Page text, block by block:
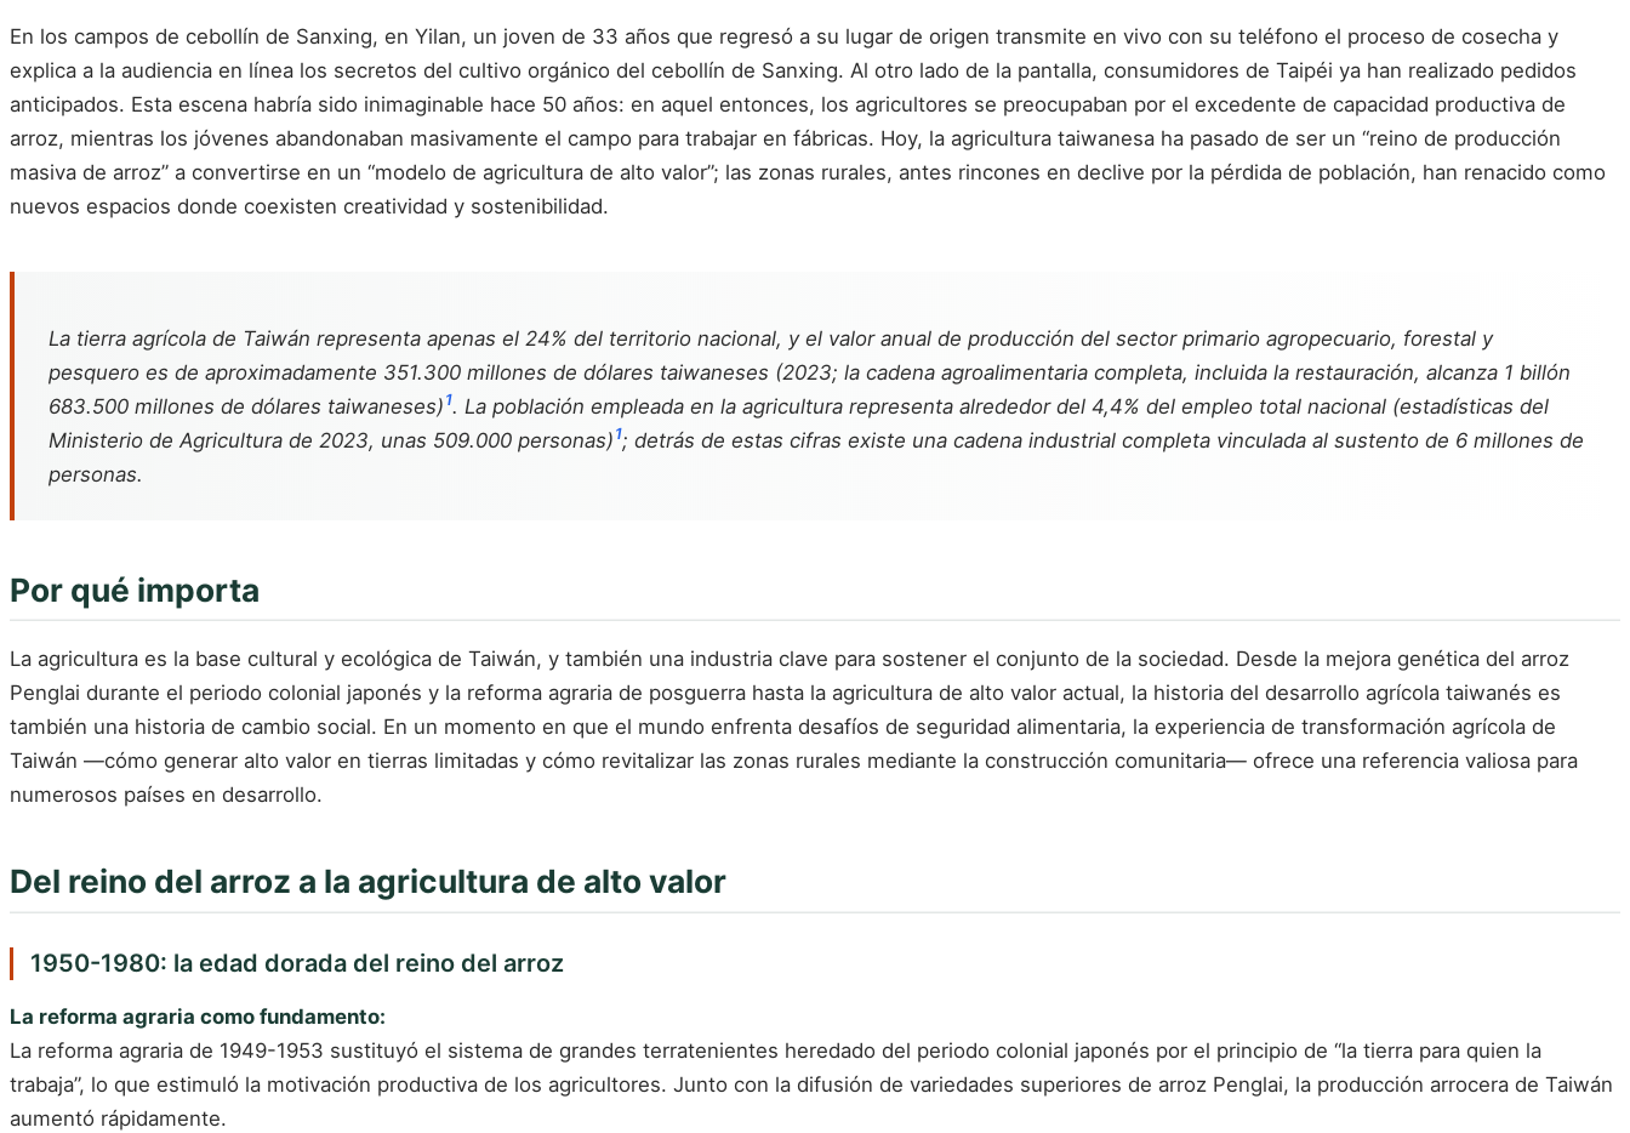
En los campos de cebollín de Sanxing, en Yilan, un joven de 33 años que regresó a su lugar de origen transmite en vivo con su teléfono el proceso de cosecha y
explica a la audiencia en línea los secretos del cultivo orgánico del cebollín de Sanxing. Al otro lado de la pantalla, consumidores de Taipéi ya han realizado pedidos
anticipados. Esta escena habría sido inimaginable hace 50 años: en aquel entonces, los agricultores se preocupaban por el excedente de capacidad productiva de
arroz, mientras los jóvenes abandonaban masivamente el campo para trabajar en fábricas. Hoy, la agricultura taiwanesa ha pasado de ser un “reino de producción
masiva de arroz” a convertirse en un “modelo de agricultura de alto valor”; las zonas rurales, antes rincones en declive por la pérdida de población, han renacido como
nuevos espacios donde coexisten creatividad y sostenibilidad.
La tierra agrícola de Taiwán representa apenas el 24% del territorio nacional, y el valor anual de producción del sector primario agropecuario, forestal y
pesquero es de aproximadamente 351.300 millones de dólares taiwaneses (2023; la cadena agroalimentaria completa, incluida la restauración, alcanza 1 billón
683.500 millones de dólares taiwaneses) 1. La población empleada en la agricultura representa alrededor del 4,4% del empleo total nacional (estadísticas del
Ministerio de Agricultura de 2023, unas 509.000 personas) 1; detrás de estas cifras existe una cadena industrial completa vinculada al sustento de 6 millones de
personas.
Por qué importa
La agricultura es la base cultural y ecológica de Taiwán, y también una industria clave para sostener el conjunto de la sociedad. Desde la mejora genética del arroz
Penglai durante el periodo colonial japonés y la reforma agraria de posguerra hasta la agricultura de alto valor actual, la historia del desarrollo agrícola taiwanés es
también una historia de cambio social. En un momento en que el mundo enfrenta desafíos de seguridad alimentaria, la experiencia de transformación agrícola de
Taiwán —cómo generar alto valor en tierras limitadas y cómo revitalizar las zonas rurales mediante la construcción comunitaria— ofrece una referencia valiosa para
numerosos países en desarrollo.
Del reino del arroz a la agricultura de alto valor
1950-1980: la edad dorada del reino del arroz
La reforma agraria como fundamento:
La reforma agraria de 1949-1953 sustituyó el sistema de grandes terratenientes heredado del periodo colonial japonés por el principio de “la tierra para quien la
trabaja”, lo que estimuló la motivación productiva de los agricultores. Junto con la difusión de variedades superiores de arroz Penglai, la producción arrocera de Taiwán
aumentó rápidamente.